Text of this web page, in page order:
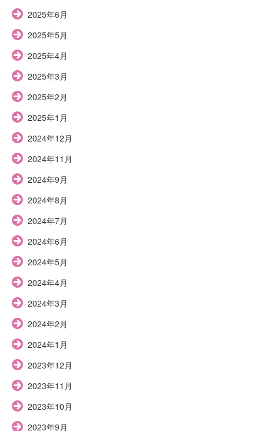
2025年6月
2025年5月
2025年4月
2025年3月
2025年2月
2025年1月
2024年12月
2024年11月
2024年9月
2024年8月
2024年7月
2024年6月
2024年5月
2024年4月
2024年3月
2024年2月
2024年1月
2023年12月
2023年11月
2023年10月
2023年9月